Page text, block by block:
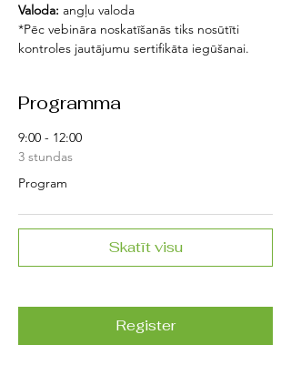
Valoda: angļu valoda
*Pēc vebināra noskatīšanās tiks nosūtīti
kontroles jautājumu sertifikāta iegūšanai.
Programma
9:00 - 12:00
3 stundas
Program
Skatīt visu
Register